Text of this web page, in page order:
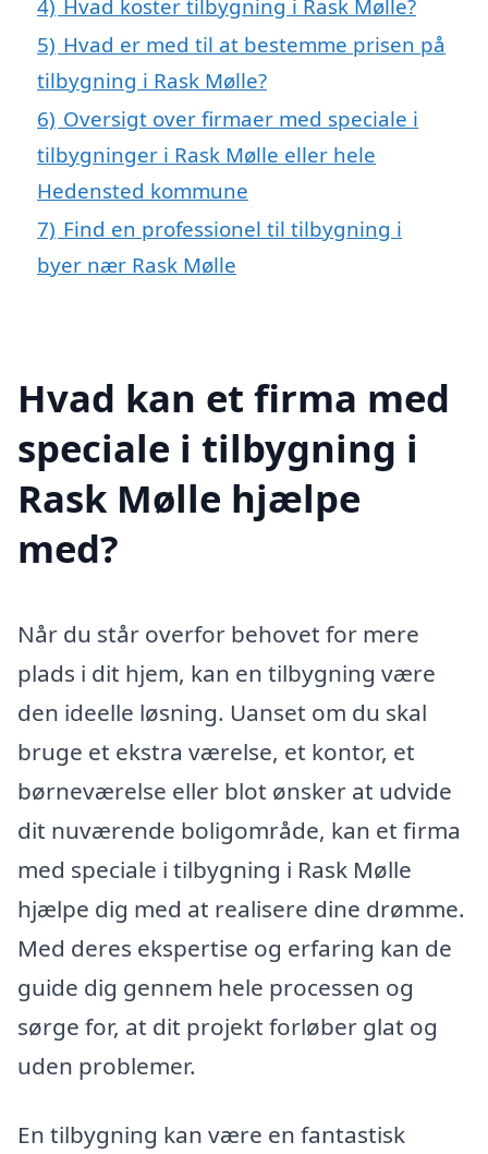
4) Hvad koster tilbygning i Rask Mølle?
5) Hvad er med til at bestemme prisen på
tilbygning i Rask Mølle?
6) Oversigt over firmaer med speciale i
tilbygninger i Rask Mølle eller hele
Hedensted kommune
7) Find en professionel til tilbygning i
byer nær Rask Mølle
Hvad kan et firma med
speciale i tilbygning i
Rask Mølle hjælpe
med?
Når du står overfor behovet for mere
plads i dit hjem, kan en tilbygning være
den ideelle løsning. Uanset om du skal
bruge et ekstra værelse, et kontor, et
børneværelse eller blot ønsker at udvide
dit nuværende boligområde, kan et firma
med speciale i tilbygning i Rask Mølle
hjælpe dig med at realisere dine drømme.
Med deres ekspertise og erfaring kan de
guide dig gennem hele processen og
sørge for, at dit projekt forløber glat og
uden problemer.
En tilbygning kan være en fantastisk